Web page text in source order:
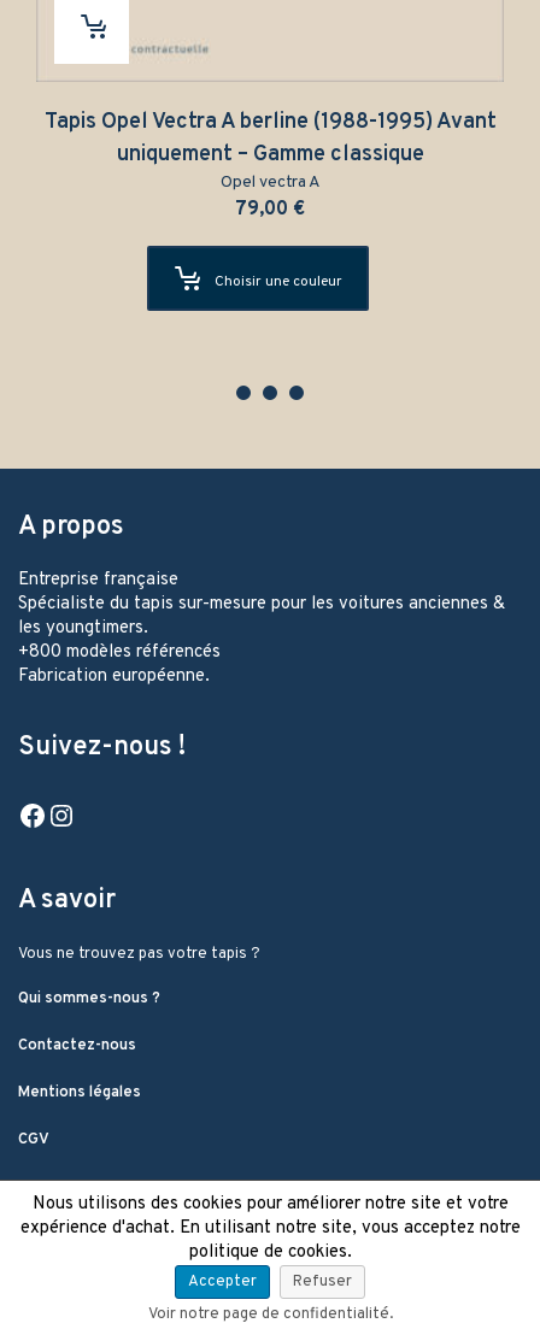
Vectra A berline (1988-1995) Avant
– Gamme classique
Choisir une couleur
Tapis Opel
A propos
Entreprise française
Spécialiste du tapis sur-mesure pour les voitures anciennes &
les youngtimers.
+800 modèles référencés
Fabrication européenne.
Suivez-nous !
Facebook
A savoir
Vous ne trouvez pas votre tapis ?
Qui sommes-nous ?
Contactez-nous
Mentions légales
CGV
Nous utilisons des cookies pour améliorer notre site et votre
expérience d'achat. En utilisant notre site, vous acceptez notre
politique de cookies.
Accepter
Refuser
Voir notre page de confidentialité.